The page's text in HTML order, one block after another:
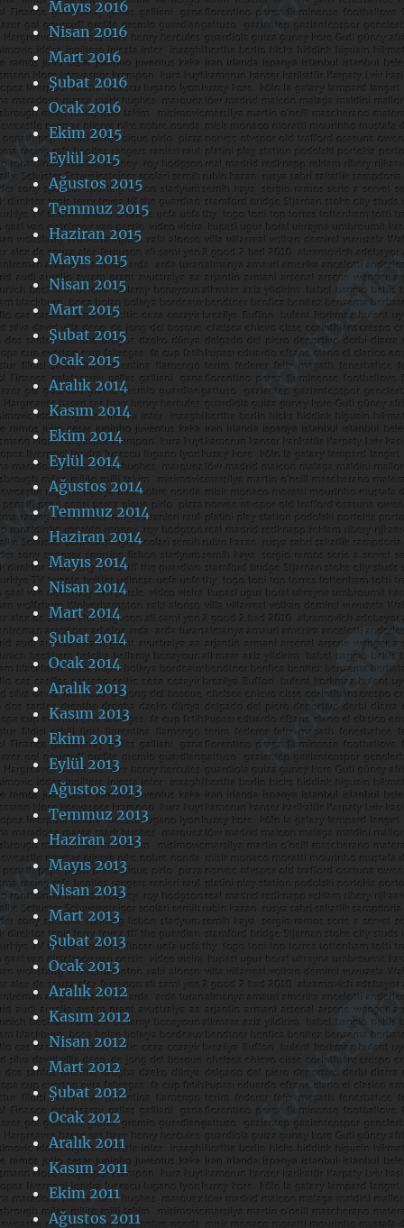
Mayıs 2016
Nisan 2016
Mart 2016
Şubat 2016
Ocak 2016
Ekim 2015
Eylül 2015
Ağustos 2015
Temmuz 2015
Haziran 2015
Mayıs 2015
Nisan 2015
Mart 2015
Şubat 2015
Ocak 2015
Aralık 2014
Kasım 2014
Ekim 2014
Eylül 2014
Ağustos 2014
Temmuz 2014
Haziran 2014
Mayıs 2014
Nisan 2014
Mart 2014
Şubat 2014
Ocak 2014
Aralık 2013
Kasım 2013
Ekim 2013
Eylül 2013
Ağustos 2013
Temmuz 2013
Haziran 2013
Mayıs 2013
Nisan 2013
Mart 2013
Şubat 2013
Ocak 2013
Aralık 2012
Kasım 2012
Nisan 2012
Mart 2012
Şubat 2012
Ocak 2012
Aralık 2011
Kasım 2011
Ekim 2011
Ağustos 2011